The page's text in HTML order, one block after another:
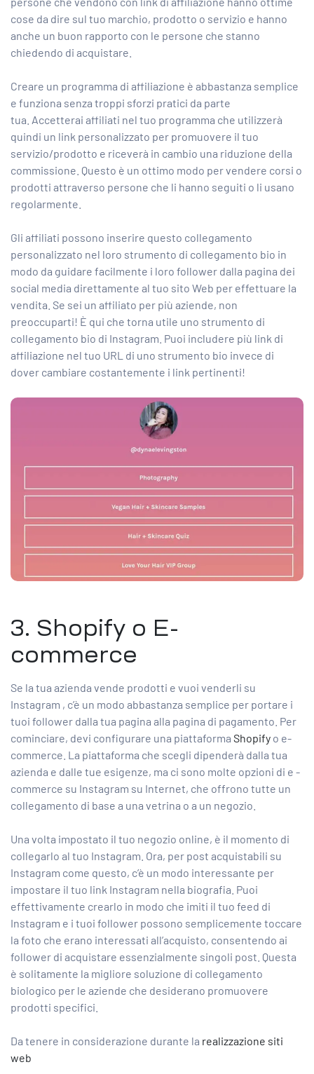
cose da dire sul tuo marchio, prodotto o servizio e hanno
anche un buon rapporto con le persone che stanno
chiedendo di acquistare.
Creare un programma di affiliazione è abbastanza semplice
e funziona senza troppi sforzi pratici da parte
tua. Accetterai affiliati nel tuo programma che utilizzerà
quindi un link personalizzato per promuovere il tuo
servizio/prodotto e riceverà in cambio una riduzione della
commissione. Questo è un ottimo modo per vendere corsi o
prodotti attraverso persone che li hanno seguiti o li usano
regolarmente.
Gli affiliati possono inserire questo collegamento
personalizzato nel loro strumento di collegamento bio in
modo da guidare facilmente i loro follower dalla pagina dei
social media direttamente al tuo sito Web per effettuare la
vendita. Se sei un affiliato per più aziende, non
preoccuparti! È qui che torna utile uno strumento di
collegamento bio di Instagram. Puoi includere più link di
affiliazione nel tuo URL di uno strumento bio invece di
dover cambiare costantemente i link pertinenti!
3. Shopify o E-
commerce
Se la tua azienda vende prodotti e vuoi venderli su
Instagram , c’è un modo abbastanza semplice per portare i
tuoi follower dalla tua pagina alla pagina di pagamento. Per
cominciare, devi configurare una piattaforma Shopify o e-
commerce. La piattaforma che scegli dipenderà dalla tua
azienda e dalle tue esigenze, ma ci sono molte opzioni di e -
commerce su Instagram su Internet, che offrono tutte un
collegamento di base a una vetrina o a un negozio.
Una volta impostato il tuo negozio online, è il momento di
collegarlo al tuo Instagram. Ora, per post acquistabili su
Instagram come questo, c’è un modo interessante per
impostare il tuo link Instagram nella biografia. Puoi
effettivamente crearlo in modo che imiti il ​​tuo feed di
Instagram e i tuoi follower possono semplicemente toccare
la foto che erano interessati all’acquisto, consentendo ai
follower di acquistare essenzialmente singoli post. Questa
è solitamente la migliore soluzione di collegamento
biologico per le aziende che desiderano promuovere
prodotti specifici.
Da tenere in considerazione durante la realizzazione siti
web